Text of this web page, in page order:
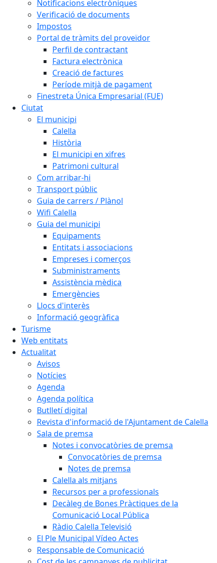
Notificacions electròniques
Verificació de documents
Impostos
Portal de tràmits del proveïdor
Perfil de contractant
Factura electrònica
Creació de factures
Període mitjà de pagament
Finestreta Única Empresarial (FUE)
Ciutat
El municipi
Calella
Història
El municipi en xifres
Patrimoni cultural
Com arribar-hi
Transport públic
Guia de carrers / Plànol
Wifi Calella
Guia del municipi
Equipaments
Entitats i associacions
Empreses i comerços
Subministraments
Assistència mèdica
Emergències
Llocs d'interès
Informació geogràfica
Turisme
Web entitats
Actualitat
Avisos
Notícies
Agenda
Agenda política
Butlletí digital
Revista d'informació de l'Ajuntament de Calella
Sala de premsa
Notes i convocatòries de premsa
Convocatòries de premsa
Notes de premsa
Calella als mitjans
Recursos per a professionals
Decàleg de Bones Pràctiques de la
Comunicació Local Pública
Ràdio Calella Televisió
El Ple Municipal Vídeo Actes
Responsable de Comunicació